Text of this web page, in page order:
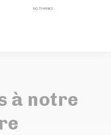
à notre
NO, THANKS